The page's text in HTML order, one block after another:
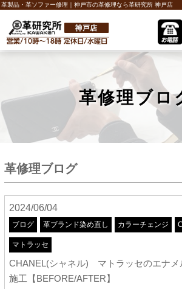
革製品・革ソファー修理｜神戸市の革修理なら革研究所 神戸店
革修理ブロ
革修理ブログ
2024/06/04
ブログ 革ブランド染め直し カラーチェンジ
マトラッセ
CHANEL(シャネル) マトラッセのエナメ
施工【BEFORE/AFTER】